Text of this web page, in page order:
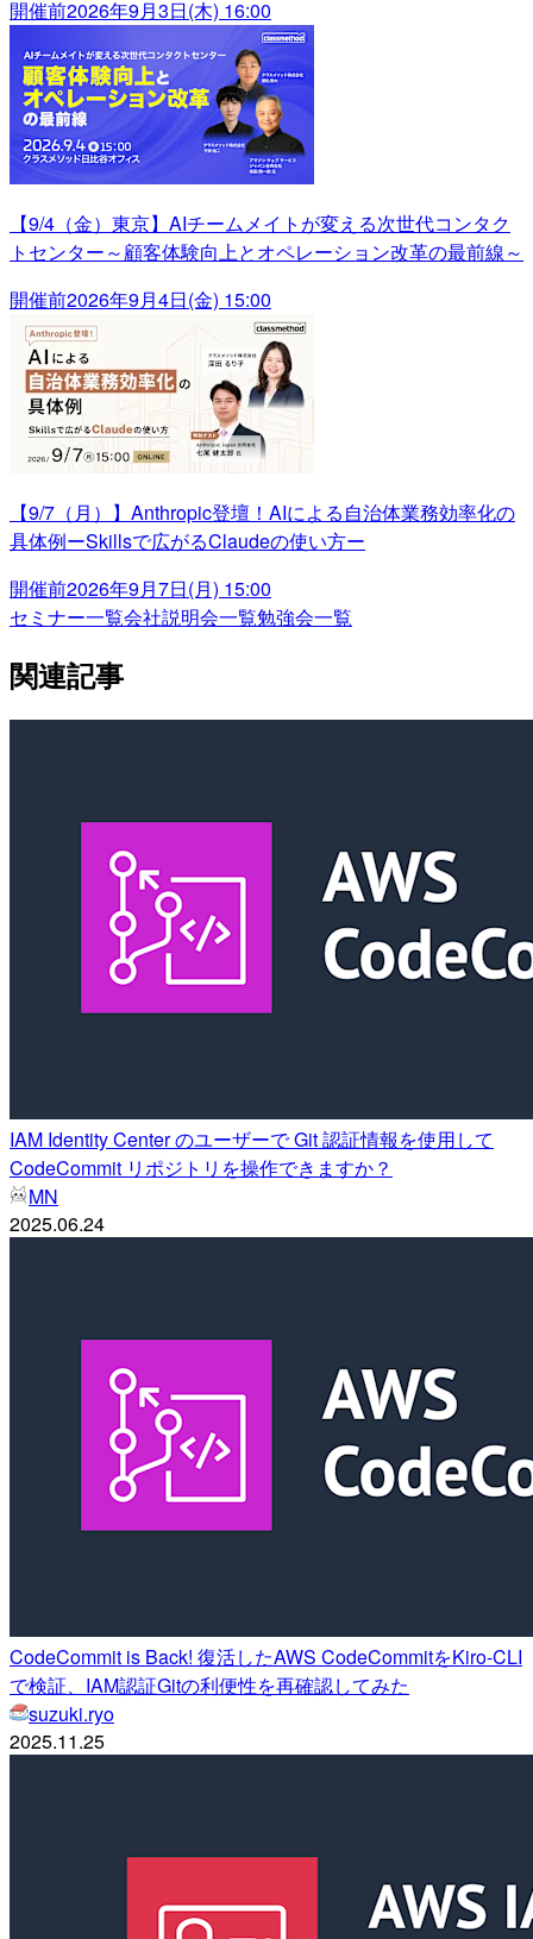
開催前2026年9月3日(木) 16:00
【9/4（金）東京】AIチームメイトが変える次世代コンタク
トセンター～顧客体験向上とオペレーション改革の最前線～
開催前2026年9月4日(金) 15:00
【9/7（月）】Anthropic登壇！AIによる自治体業務効率化の
具体例ーSkillsで広がるClaudeの使い方ー
開催前2026年9月7日(月) 15:00
セミナー一覧会社説明会一覧勉強会一覧
関連記事
IAM Identity Center のユーザーで Git 認証情報を使用して
CodeCommit リポジトリを操作できますか？
MN
2025.06.24
CodeCommit is Back! 復活したAWS CodeCommitをKiro-CLI
で検証、IAM認証Gitの利便性を再確認してみた
suzuki.ryo
2025.11.25